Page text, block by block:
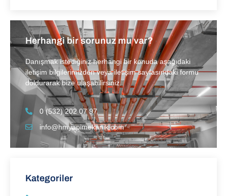
Herhangi bir sorunuz mu var?
Danışmak istediğiniz herhangi bir konuda aşağıdaki
iletişim bilgilerimizden veya iletişim sayfasındaki formu
doldurarak bize ulaşabilirsiniz.
0 (532) 202 07 97
info@hmyapimekanik.com
Kategoriler